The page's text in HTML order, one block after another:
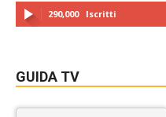
290,000 Iscritti
GUIDA TV